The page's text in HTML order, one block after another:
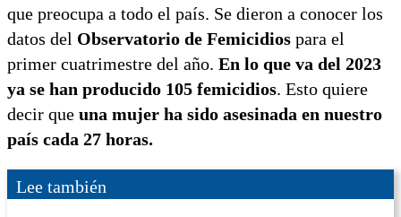
que preocupa a todo el país. Se dieron a conocer los
datos del Observatorio de Femicidios para el
primer cuatrimestre del año. En lo que va del 2023
ya se han producido 105 femicidios. Esto quiere
decir que una mujer ha sido asesinada en nuestro
país cada 27 horas.
Lee también